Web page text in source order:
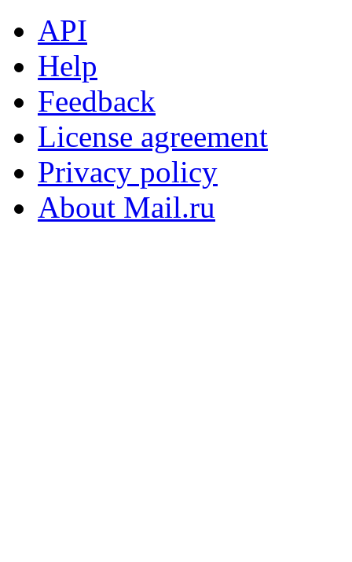
API
Help
Feedback
License agreement
Privacy policy
About Mail.ru